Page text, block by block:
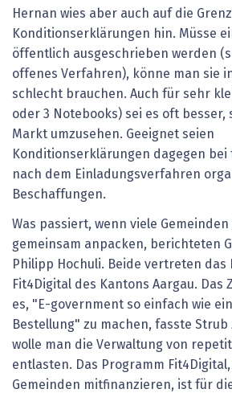
Hernan wies aber auch auf die
Konditionserklärungen hin. Müsse
öffentlich ausgeschrieben werden
offenes Verfahren), könne man sie
schlecht brauchen. Auch für sehr
oder 3 Notebooks) sei es oft besser,
Markt umzusehen. Geeignet seien
Konditionserklärungen dagegen
nach dem Einladungsverfahren
Beschaffungen.
Was passiert, wenn viele
gemeinsam anpacken, berichteten
Philipp Hochuli. Beide vertreten das
Fit4Digital des Kantons Aargau. Das
es, "E-government so einfach wie
Bestellung" zu machen, fasste Strub
wolle man die Verwaltung von
entlasten. Das Programm Fit4Digital,
Gemeinden mitfinanzieren, ist für